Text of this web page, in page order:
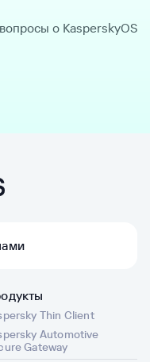
о KasperskyOS
Thin Client
Automotive
Gateway